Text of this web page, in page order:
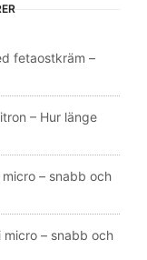
fetaostkräm –
– Hur länge
– snabb och
– snabb och